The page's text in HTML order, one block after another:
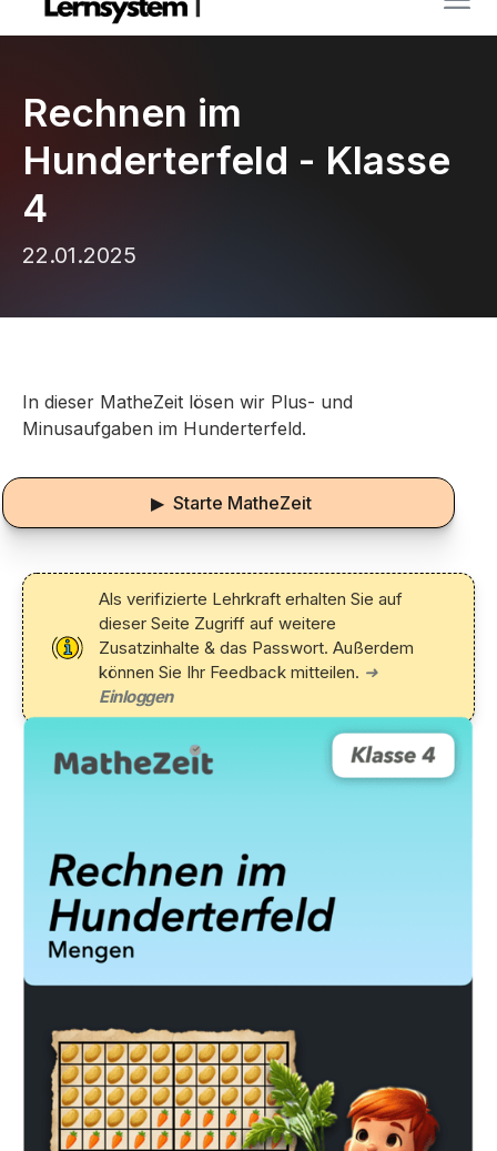
Rechnen im
Hunderterfeld - Klasse
4
22.01.2025
In dieser MatheZeit lösen wir Plus- und
Minusaufgaben im Hunderterfeld.
▶ Starte MatheZeit
Als verifizierte Lehrkraft erhalten Sie auf
dieser Seite Zugriff auf weitere
Zusatzinhalte & das Passwort. Außerdem
können Sie Ihr Feedback mitteilen. ➜
Einloggen